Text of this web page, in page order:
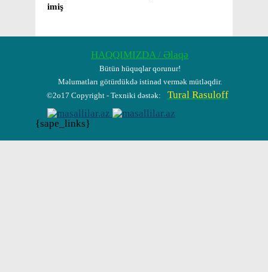
imiş
HAQQIMIZDA / Əlaqə
Bütün hüquqlar qorunur!
Məlumatları götürdükdə istinad vermək mütləqdir.
©2o17 Copyright - Texniki dəstək:
Tural Rasuloff
{sape_links}